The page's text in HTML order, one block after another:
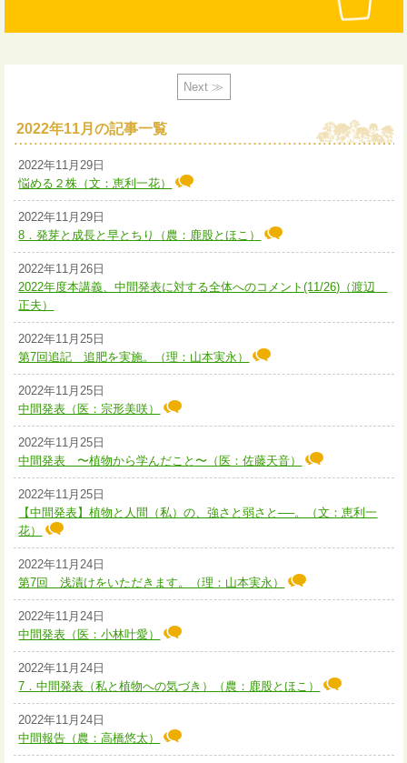
Next ≫
2022年11月の記事一覧
2022年11月29日
悩める２株（文：恵利一花）
2022年11月29日
8．発芽と成長と早とちり（農：鹿股とほこ）
2022年11月26日
2022年度本講義、中間発表に対する全体へのコメント(11/26)（渡辺
正夫）
2022年11月25日
第7回追記 追肥を実施。（理：山本実永）
2022年11月25日
中間発表（医：宗形美咲）
2022年11月25日
中間発表 〜植物から学んだこと〜（医：佐藤天音）
2022年11月25日
【中間発表】植物と人間（私）の、強さと弱さと──。（文：恵利一
花）
2022年11月24日
第7回 浅漬けをいただきます。（理：山本実永）
2022年11月24日
中間発表（医：小林叶愛）
2022年11月24日
7．中間発表（私と植物への気づき）（農：鹿股とほこ）
2022年11月24日
中間報告（農：高橋悠太）